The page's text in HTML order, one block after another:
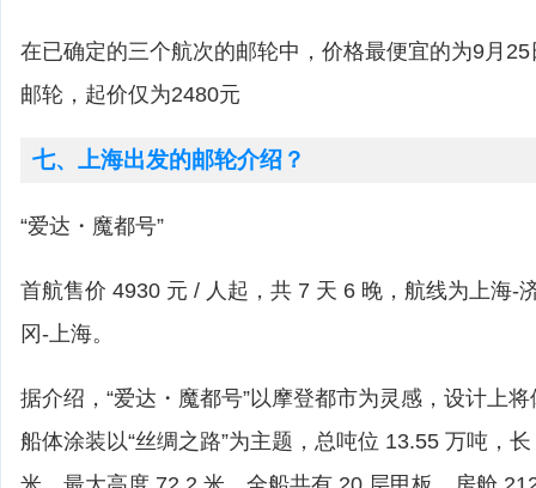
在已确定的三个航次的邮轮中，价格最便宜的为9月
邮轮，起价仅为2480元
七、上海出发的邮轮介绍？
“爱达・魔都号”
首航售价 4930 元 / 人起，共 7 天 6 晚，航线为上海-
冈-上海。
据介绍，“爱达・魔都号”以摩登都市为灵感，设计上
船体涂装以“丝绸之路”为主题，总吨位 13.55 万吨，